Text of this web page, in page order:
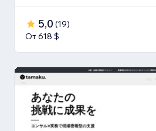
5,0 (19)
От 618 $